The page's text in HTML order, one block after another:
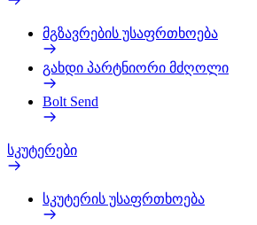
მგზავრების უსაფრთხოება
გახდი პარტნიორი მძღოლი
Bolt Send
სკუტერები
სკუტერის უსაფრთხოება